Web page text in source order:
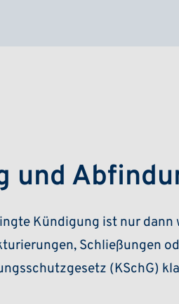
und
Kündigung ist nur dann
Schließungen
(KSchG)